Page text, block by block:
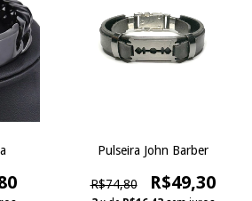
Pulseira John Barber
R$74,80 R$49,30